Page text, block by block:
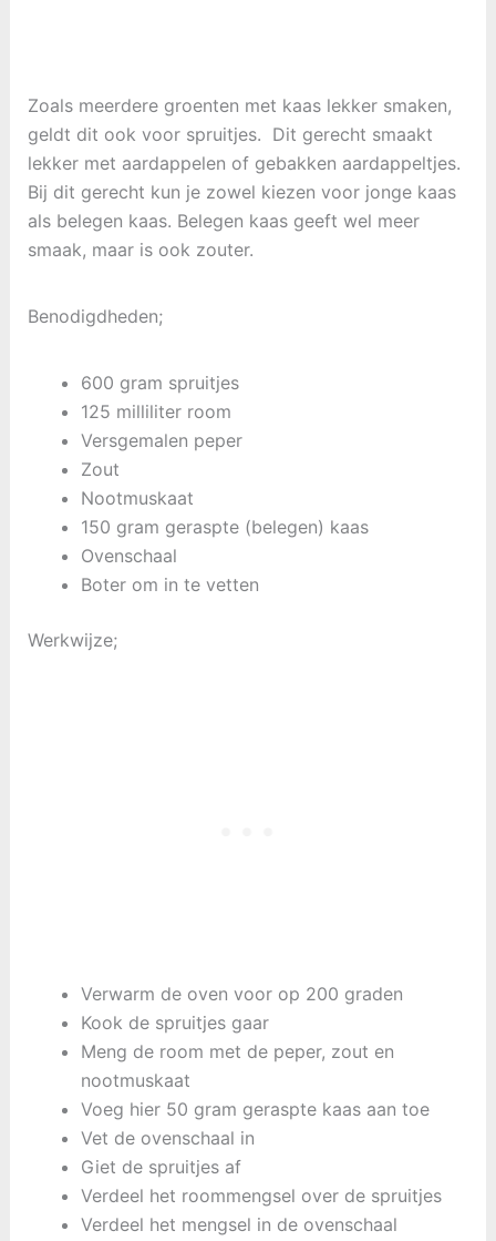
Zoals meerdere groenten met kaas lekker smaken,
geldt dit ook voor spruitjes. Dit gerecht smaakt
lekker met aardappelen of gebakken aardappeltjes.
Bij dit gerecht kun je zowel kiezen voor jonge kaas
als belegen kaas. Belegen kaas geeft wel meer
smaak, maar is ook zouter.
Benodigdheden;
600 gram spruitjes
125 milliliter room
Versgemalen peper
Zout
Nootmuskaat
150 gram geraspte (belegen) kaas
Ovenschaal
Boter om in te vetten
Werkwijze;
Verwarm de oven voor op 200 graden
Kook de spruitjes gaar
Meng de room met de peper, zout en
nootmuskaat
Voeg hier 50 gram geraspte kaas aan toe
Vet de ovenschaal in
Giet de spruitjes af
Verdeel het roommengsel over de spruitjes
Verdeel het mengsel in de ovenschaal